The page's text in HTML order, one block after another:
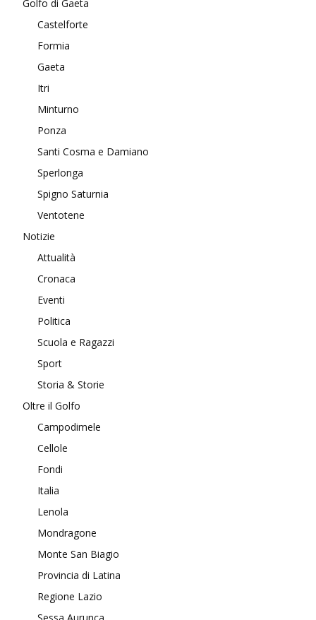
Golfo di Gaeta
Castelforte
Formia
Gaeta
Itri
Minturno
Ponza
Santi Cosma e Damiano
Sperlonga
Spigno Saturnia
Ventotene
Notizie
Attualità
Cronaca
Eventi
Politica
Scuola e Ragazzi
Sport
Storia & Storie
Oltre il Golfo
Campodimele
Cellole
Fondi
Italia
Lenola
Mondragone
Monte San Biagio
Provincia di Latina
Regione Lazio